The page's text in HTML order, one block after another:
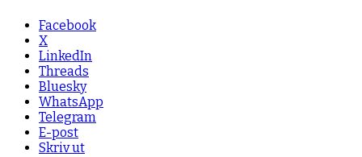
Facebook
X
LinkedIn
Threads
Bluesky
WhatsApp
Telegram
E-post
Skriv ut